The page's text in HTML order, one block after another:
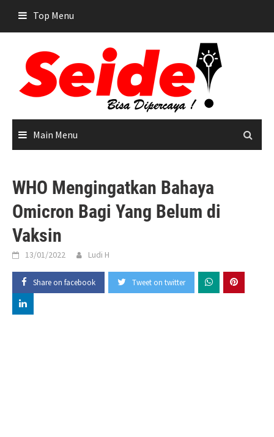
content
Top Menu
Main Menu
WHO Mengingatkan Bahaya
Omicron Bagi Yang Belum di
Vaksin
13/01/2022 Ludi H
Share on facebook Tweet on twitter